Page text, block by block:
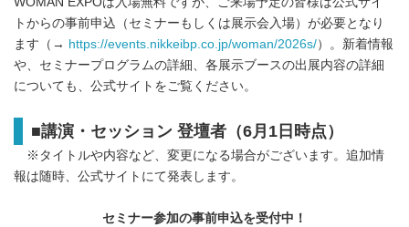
トからの事前申込（セミナーもしくは展示会入場）が必要となり
ます（→ https://events.nikkeibp.co.jp/woman/2026s/）。新着情報
や、セミナープログラムの詳細、各展示ブースの出展内容の詳細
についても、公式サイトをご覧ください。
■講演・セッション 登壇者（6月1日時点）
※タイトルや内容など、変更になる場合がございます。追加情
報は随時、公式サイトにて発表します。
セミナー参加の事前申込を受付中！